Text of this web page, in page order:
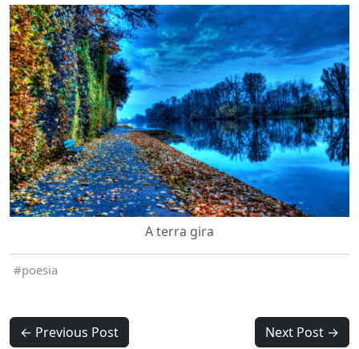
A terra gira
poesia
← Previous Post Next Post →